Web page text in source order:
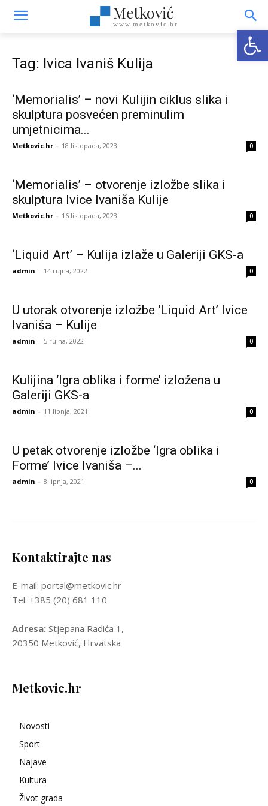
Metković
www.metkovic.hr
Tag: Ivica Ivaniš Kulija
‘Memorialis’ – novi Kulijin ciklus slika i
skulptura posvećen preminulim
umjetnicima...
Metkovic.hr - 18 listopada, 2023 0
‘Memorialis’ – otvorenje izložbe slika i
skulptura Ivice Ivaniša Kulije
Metkovic.hr - 16 listopada, 2023 0
‘Liquid Art’ – Kulija izlaže u Galeriji GKS-a
admin - 14 rujna, 2022 0
U utorak otvorenje izložbe ‘Liquid Art’ Ivice
Ivaniša – Kulije
admin - 5 rujna, 2022 0
Kulijina ‘Igra oblika i forme’ izložena u
Galeriji GKS-a
admin - 11 lipnja, 2021 0
U petak otvorenje izložbe ‘Igra oblika i
Forme’ Ivice Ivaniša –...
admin - 8 lipnja, 2021 0
Kontaktirajte nas
E-mail: portal@metkovic.hr
Tel: +385 (20) 681 110
Adresa: Stjepana Radića 1,
20350 Metković, Hrvatska
Metkovic.hr
Novosti
Sport
Najave
Kultura
Život grada